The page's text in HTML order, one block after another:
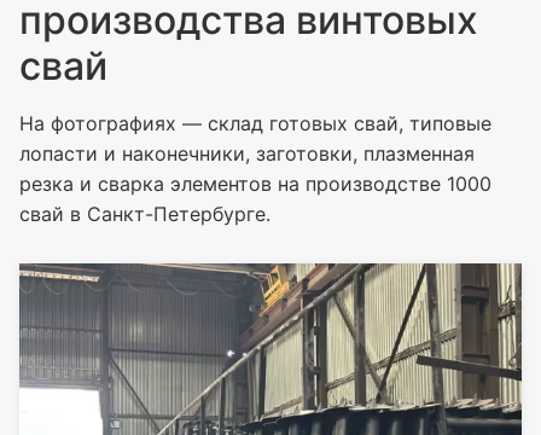
производства винтовых
свай
На фотографиях — склад готовых свай, типовые
лопасти и наконечники, заготовки, плазменная
резка и сварка элементов на производстве 1000
свай в Санкт-Петербурге.